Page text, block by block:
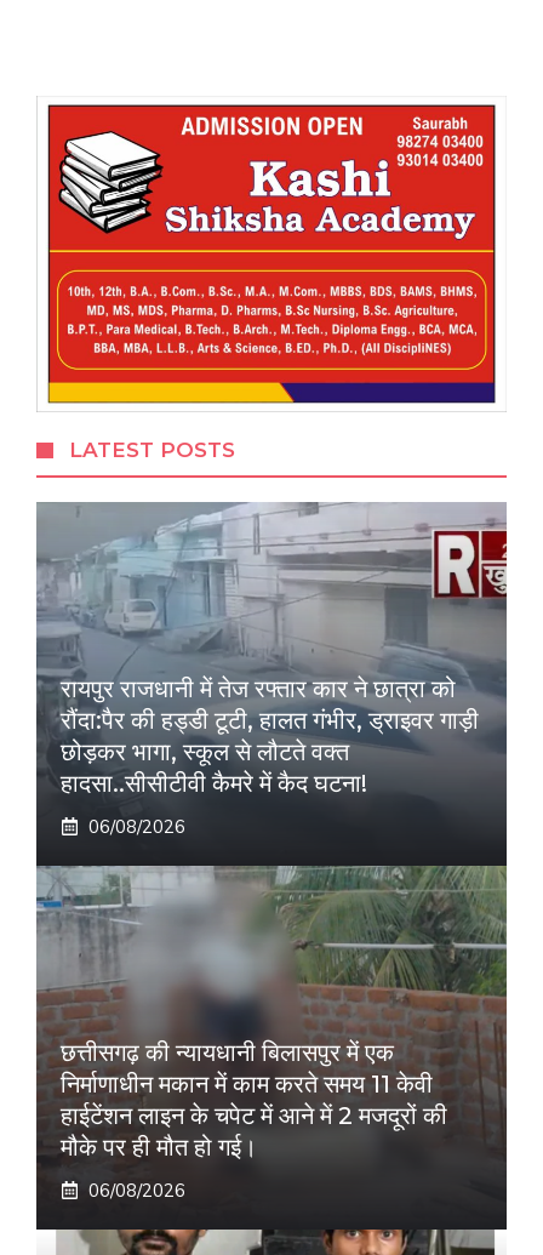
LATEST POSTS
रायपुर राजधानी में तेज रफ्तार कार ने छात्रा को
रौंदा:पैर की हड्डी टूटी, हालत गंभीर, ड्राइवर गाड़ी
छोड़कर भागा, स्कूल से लौटते वक्त
हादसा..सीसीटीवी कैमरे में कैद घटना!
06/08/2026
छत्तीसगढ़ की न्यायधानी बिलासपुर में एक
निर्माणाधीन मकान में काम करते समय 11 केवी
हाईटेंशन लाइन के चपेट में आने में 2 मजदूरों की
मौके पर ही मौत हो गई।
06/08/2026